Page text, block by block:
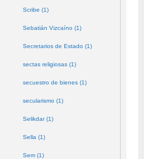
Scribe (1)
Sebatián Vizcaíno (1)
Secretarios de Estado (1)
sectas religiosas (1)
secuestro de bienes (1)
secularismo (1)
Selikdar (1)
Sella (1)
Sem (1)